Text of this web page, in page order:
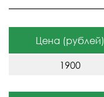
Цена (рублей)
1900